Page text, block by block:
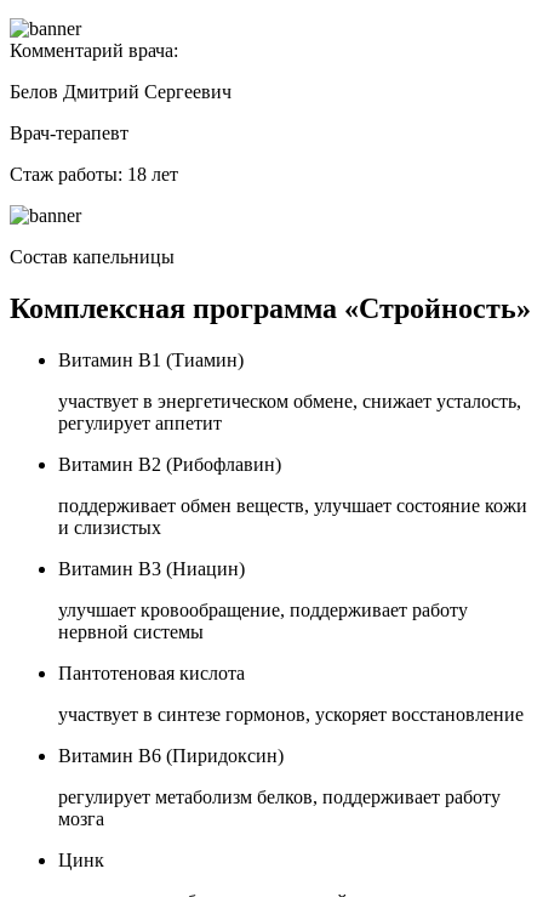
Комментарий врача:
Белов Дмитрий Сергеевич
Врач-терапевт
Стаж работы: 18 лет
Состав капельницы
Комплексная программа «Стройность»
Витамин B1 (Тиамин)
участвует в энергетическом обмене, снижает усталость,
регулирует аппетит
Витамин B2 (Рибофлавин)
поддерживает обмен веществ, улучшает состояние кожи
и слизистых
Витамин B3 (Ниацин)
улучшает кровообращение, поддерживает работу
нервной системы
Пантотеновая кислота
участвует в синтезе гормонов, ускоряет восстановление
Витамин B6 (Пиридоксин)
регулирует метаболизм белков, поддерживает работу
мозга
Цинк